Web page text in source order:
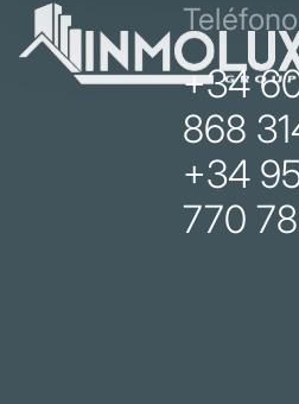
Teléfono
+34
868
+34
770